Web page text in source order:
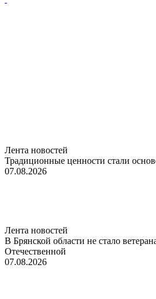
Лента новостей
Традиционные ценности стали
07.08.2026
Лента новостей
В Брянской области не стало
Отечественной
07.08.2026